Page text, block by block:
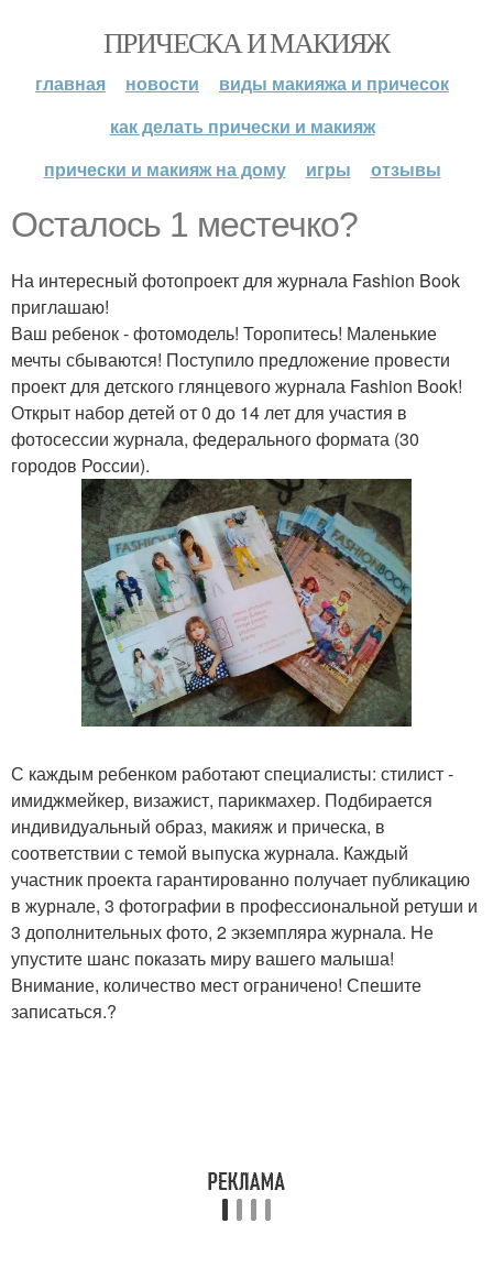
ПРИЧЕСКА И МАКИЯЖ
главная новости
виды макияжа и причесок
как делать прически и макияж
прически и макияж на дому
игры отзывы
Осталось 1 местечко?
На интересный фотопроект для журнала Fashion Book
приглашаю!
Ваш ребенок - фотомодель! Торопитесь! Маленькие
мечты сбываются! Поступило предложение провести
проект для детского глянцевого журнала Fashion Book!
Открыт набор детей от 0 до 14 лет для участия в
фотосессии журнала, федерального формата (30
городов России).
С каждым ребенком работают специалисты: стилист -
имиджмейкер, визажист, парикмахер. Подбирается
индивидуальный образ, макияж и прическа, в
соответствии с темой выпуска журнала. Каждый
участник проекта гарантированно получает публикацию
в журнале, 3 фотографии в профессиональной ретуши и
3 дополнительных фото, 2 экземпляра журнала. Не
упустите шанс показать миру вашего малыша!
Внимание, количество мест ограничено! Спешите
записаться.?